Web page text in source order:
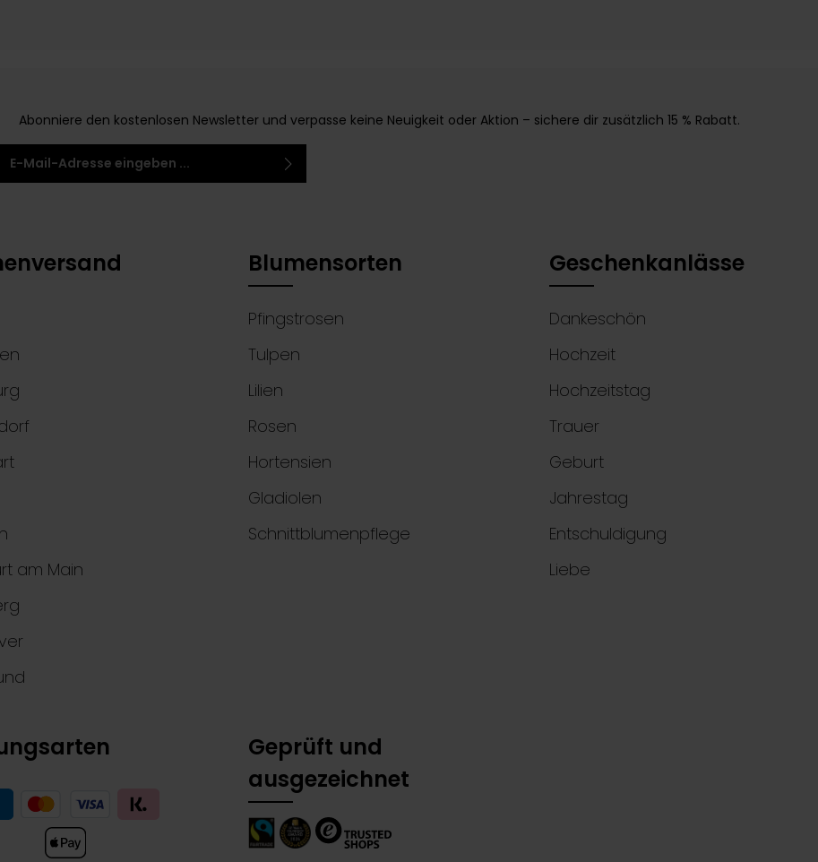
Abonniere den kostenlosen Newsletter und verpasse keine Neuigkeit oder Aktion – sichere dir zusätzlich 15 % Rabatt.
am Main
Blumensorten
Pfingstrosen
Tulpen
Lilien
Rosen
Hortensien
Gladiolen
Schnittblumenpflege
Geschenkanlässe
Dankeschön
Hochzeit
Hochzeitstag
Trauer
Geburt
Jahrestag
Entschuldigung
Liebe
Geprüft und
ausgezeichnet